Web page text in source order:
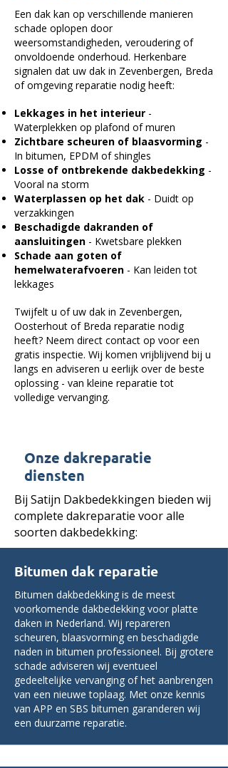
Een dak kan op verschillende manieren
schade oplopen door
weersomstandigheden, veroudering of
onvoldoende onderhoud. Herkenbare
signalen dat uw dak in Zevenbergen, Breda
of omgeving reparatie nodig heeft:
Lekkages in het interieur -
Waterplekken op plafond of muren
Zichtbare scheuren of blaasvorming -
In bitumen, EPDM of shingles
Losse of ontbrekende dakbedekking -
Vooral na storm
Waterplassen op het dak - Duidt op
verzakkingen
Beschadigde dakranden of
aansluitingen - Kwetsbare plekken
Schade aan goten of
hemelwaterafvoeren - Kan leiden tot
lekkages
Twijfelt u of uw dak in Zevenbergen,
Oosterhout of Breda reparatie nodig
heeft? Neem direct contact op voor een
gratis inspectie. Wij komen vrijblijvend bij u
langs en adviseren u eerlijk over de beste
oplossing - van kleine reparatie tot
volledige vervanging.
Onze dakreparatie
diensten
Bij Satijn Dakbedekkingen bieden wij
complete dakreparatie voor alle
soorten dakbedekking:
Bitumen dak reparatie
Bitumen dakbedekking is de meest
voorkomende dakbedekking voor platte
daken in Nederland. Wij repareren
scheuren, blaasvorming en beschadigde
naden in bitumen professioneel. Bij grotere
schade adviseren wij eventueel
gedeeltelijke vervanging of het aanbrengen
van een nieuwe toplaag. Met onze kennis
van APP en SBS bitumen garanderen wij
een duurzame reparatie.